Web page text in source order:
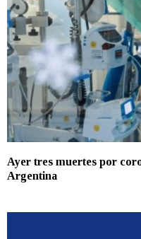
Ayer tres muertes por
Argentina